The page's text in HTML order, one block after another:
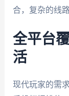
合，复杂的线
全平台
活
现代玩家的需